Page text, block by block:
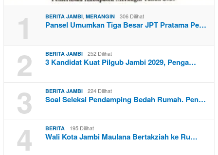
1 BERITA JAMBI, MERANGIN 306 Dilihat
Pansel Umumkan Tiga Besar JPT Pratama Pe…
2 BERITA JAMBI 252 Dilihat
3 Kandidat Kuat Pilgub Jambi 2029, Penga…
3 BERITA JAMBI 224 Dilihat
Soal Seleksi Pendamping Bedah Rumah. Pen…
4 BERITA 195 Dilihat
Wali Kota Jambi Maulana Bertakziah ke Ru…